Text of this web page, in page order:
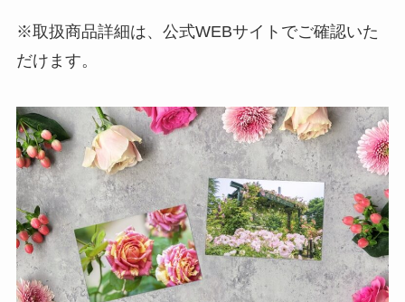
※取扱商品詳細は、公式WEBサイトでご確認いた
だけます。